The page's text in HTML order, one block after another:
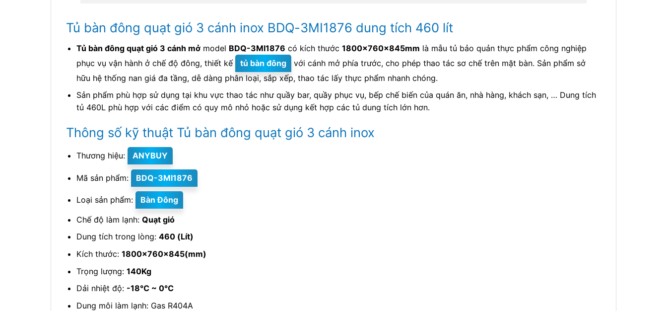
Tủ bàn đông quạt gió 3 cánh inox BDQ-3MI1876 dung tích 460 lít
Tủ bàn đông quạt gió 3 cánh mởmodel BDQ-3MI1876 có kích thước 1800x760x845mm là mẫu tủ bảo quản thực phẩm công nghiệp
phục vụ vận hành ở chế độ đông, thiết kế
tủ bàn đông
với cánh mở phía trước, cho phép thao tác sơ chế trên mặt bàn. Sản phẩm sở
hữu hệ thống nan giá đa tầng, dễ dàng phân loại, sắp xếp, thao tác lấy thực phẩm nhanh chóng.
Sản phẩm phù hợp sử dụng tại khu vực thao tác như quầy bar, quầy phục vụ, bếp chế biến của quán ăn, nhà hàng, khách sạn, … Dung tích
tủ 460L phù hợp với các điểm có quy mô nhỏ hoặc sử dụng kết hợp các tủ dung tích lớn hơn.
Thông số kỹ thuật Tủ bàn đông quạt gió 3 cánh inox
Thương hiệu: ANYBUY
Mã sản phẩm: BDQ-3MI1876
Loại sản phẩm:
Bàn Đông
Chế độ làm lạnh: Quạt gió
Dung tích trong lòng: 460 (Lít)
Kích thước: 1800x760x845(mm)
Trọng lượng: 140Kg
Dải nhiệt độ: -18℃ ~ 0℃
Dung môi làm lạnh: Gas R404A